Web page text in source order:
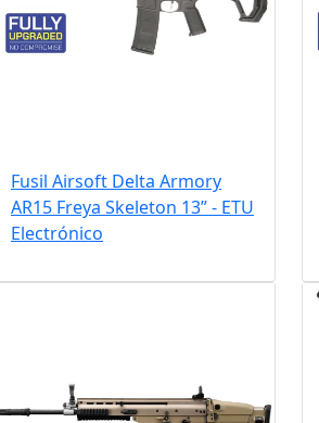
Fusil Airsoft Delta Armory
AR15 Freya Skeleton 13” - ETU
Electrónico